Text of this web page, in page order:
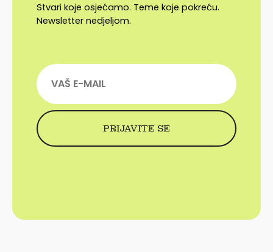
Stvari koje osjećamo. Teme koje pokreću.
Newsletter nedjeljom.